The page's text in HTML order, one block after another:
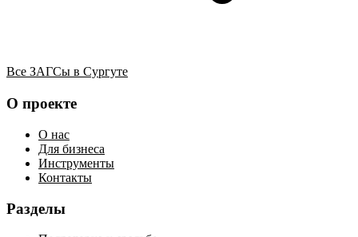
Все ЗАГСы в Сургуте
О проекте
О нас
Для бизнеса
Инструменты
Контакты
Разделы